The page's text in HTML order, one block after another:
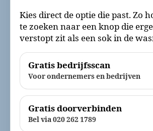
Kies direct de optie die past. Zo
te zoeken naar een knop die
verstopt zit als een sok in de
Gratis bedrijfsscan
Voor ondernemers en bedrijven
Gratis doorverbinden
Bel via 020 262 1789